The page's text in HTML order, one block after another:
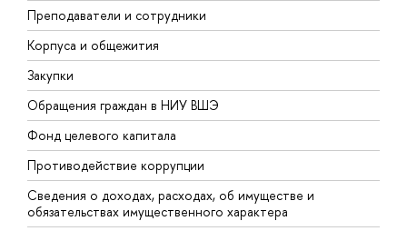
Преподаватели и сотрудники
Корпуса и общежития
Закупки
Обращения граждан в НИУ ВШЭ
Фонд целевого капитала
Противодействие коррупции
Сведения о доходах, расходах, об имуществе и
обязательствах имущественного характера